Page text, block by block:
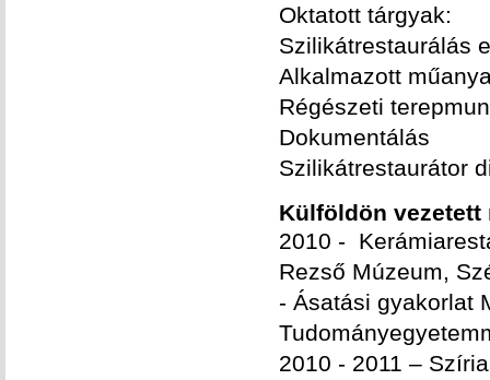
Oktatott tárgyak:
Szilikátrestaurálás
Alkalmazott
Régészeti
Dokumentálás
Szilikátrestaurátor
Külföldön
2010 -
Rezső Múzeum,
- Ásatási gyakorlat
2010 - 2011 –